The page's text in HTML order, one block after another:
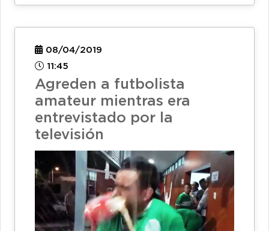
08/04/2019
11:45
Agreden a futbolista
amateur mientras era
entrevistado por la
televisión